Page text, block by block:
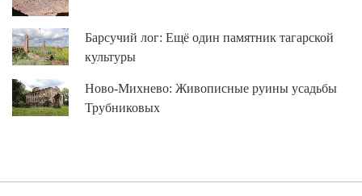
Барсучий лог: Ещё один памятник тагарской
культуры
Ново-Михнево: Живописные руины усадьбы
Трубниковых